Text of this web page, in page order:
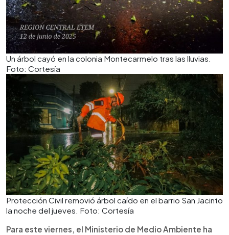
Un árbol cayó en la colonia Montecarmelo tras las lluvias.
Foto: Cortesía
Protección Civil removió árbol caído en el barrio San Jacinto
la noche del jueves. Foto: Cortesía
Para este viernes, el Ministerio de Medio Ambiente ha